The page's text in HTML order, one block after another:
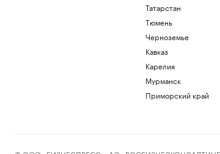
В Тверской области обломки дрона
повредили фасад объекта Wildberries
Появились первые кадры пропавшего в
Татарстан
Тюмень
Черноземье
Кавказ
Карелия
Мурманск
Приморский край